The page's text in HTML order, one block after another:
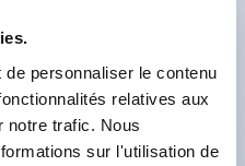
personnaliser le contenu
relatives aux
notre trafic. Nous
sur l'utilisation de
mm (*bloc de contact à
encombrante